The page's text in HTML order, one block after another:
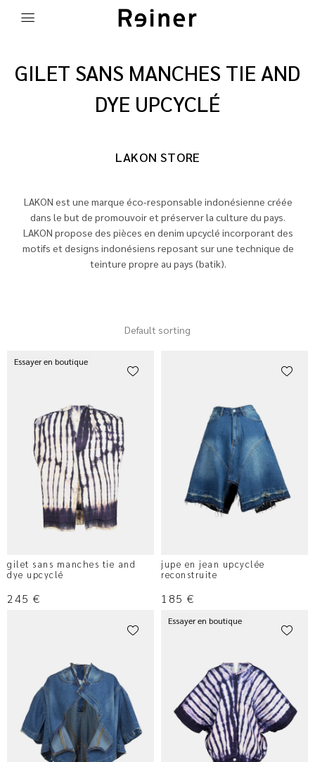
GILET SANS MANCHES TIE AND
DYE UPCYCLÉ
LAKON STORE
LAKON est une marque éco-responsable indonésienne créée
dans le but de promouvoir et préserver la culture du pays.
LAKON propose des pièces en denim upcyclé incorporant des
motifs et designs indonésiens reposant sur une technique de
teinture propre au pays (batik).
Default sorting
Essayer en boutique
gilet sans manches tie and
dye upcyclé
245 €
jupe en jean upcyclée
reconstruite
185 €
Essayer en boutique